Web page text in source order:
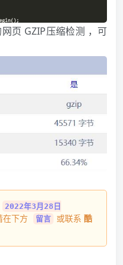
页 GZIP压缩检测 ，可
2022年3月28日
在下方 留言 或联系 酷